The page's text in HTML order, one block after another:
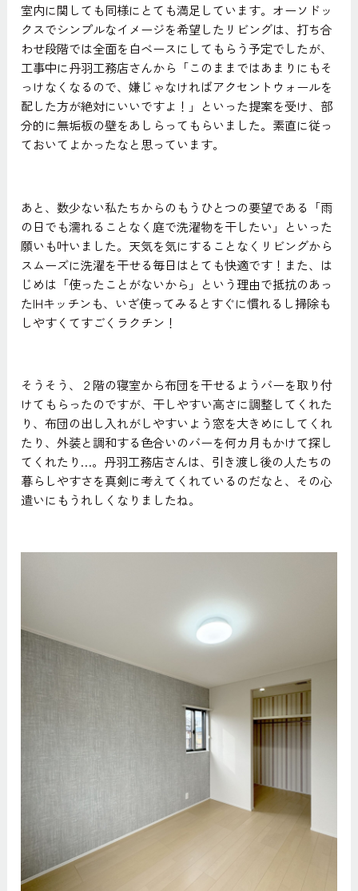
室内に関しても同様にとても満足しています。オーソドッ
クスでシンプルなイメージを希望したリビングは、打ち合
わせ段階では全面を白ベースにしてもらう予定でしたが、
工事中に丹羽工務店さんから「このままではあまりにもそ
っけなくなるので、嫌じゃなければアクセントウォールを
配した方が絶対にいいですよ！」といった提案を受け、部
分的に無垢板の壁をあしらってもらいました。素直に従っ
ておいてよかったなと思っています。
あと、数少ない私たちからのもうひとつの要望である「雨
の日でも濡れることなく庭で洗濯物を干したい」といった
願いも叶いました。天気を気にすることなくリビングから
スムーズに洗濯を干せる毎日はとても快適です！また、は
じめは「使ったことがないから」という理由で抵抗のあっ
たIHキッチンも、いざ使ってみるとすぐに慣れるし掃除も
しやすくてすごくラクチン！
そうそう、２階の寝室から布団を干せるようバーを取り付
けてもらったのですが、干しやすい高さに調整してくれた
り、布団の出し入れがしやすいよう窓を大きめにしてくれ
たり、外装と調和する色合いのバーを何カ月もかけて探し
てくれたり…。丹羽工務店さんは、引き渡し後の人たちの
暮らしやすさを真剣に考えてくれているのだなと、その心
遣いにもうれしくなりましたね。